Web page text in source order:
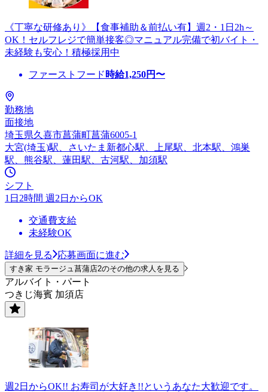
《丁寧な研修あり》【食事補助＆前払い有】週2・1日2h～
OK！セルフレジで簡単接客◎マニュアル完備で初バイト・
未経験も安心！積極採用中
ファーストフード 時給1,250円〜
勤務地
面接地
埼玉県久喜市菖蒲町菖蒲6005-1
大宮(埼玉)駅、さいたま新都心駅、上尾駅、北本駅、鴻巣
駅、熊谷駅、蓮田駅、古河駅、加須駅
シフト
1日2時間 週2日からOK
交通費支給
未経験OK
詳細を見る 応募画面に進む
すき家 モラージュ菖蒲店2のその他の求人を見る
アルバイト・パート
つきじ海賓 加須店
週2日からOK!! お寿司が大好き!!というあなた大歓迎です。